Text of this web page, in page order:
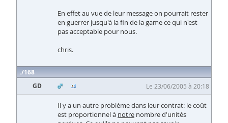
En effet au vue de leur message on pourrait rester
en guerrer jusqu'à la fin de la game ce qui n'est
pas acceptable pour nous.
chris.
168
GD
Le 23/06/2005 à 20:18
Il y a un autre problème dans leur contrat: le coût
est proportionnel à notre nombre d'unités